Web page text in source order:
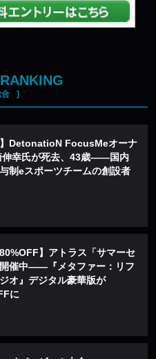
】DetonatioN FocusMeオーナ
伸幸氏が死去、43歳——国内
制eスポーツチームの創設者
80%OFF】アトラス「サマーセ
催中——『メタファー：リフ
オ』デジタル豪華版が
に